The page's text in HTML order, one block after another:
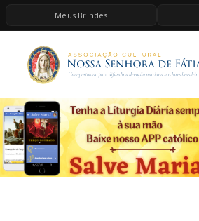
Meus Brindes
HOME
A ASSOCIAÇÃO
CONTEÚDOS DE MARIA
ESPIRITUALIDADE
AS MELHORES MÚSICAS
BRINDES